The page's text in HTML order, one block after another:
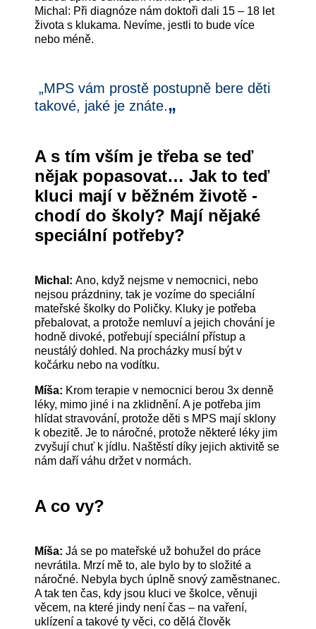
Michal: Při diagnóze nám doktoři dali 15 – 18 let
života s klukama. Nevíme, jestli to bude více
nebo méně.
„MPS vám prostě postupně bere děti
takové, jaké je znáte.„
A s tím vším je třeba se teď
nějak popasovat… Jak to teď
kluci mají v běžném životě -
chodí do školy? Mají nějaké
speciální potřeby?
Michal:Ano, když nejsme v nemocnici, nebo
nejsou prázdniny, tak je vozíme do speciální
mateřské školky do Poličky. Kluky je potřeba
přebalovat, a protože nemluví a jejich chování je
hodně divoké, potřebují speciální přístup a
neustálý dohled. Na procházky musí být v
kočárku nebo na vodítku.
Míša: Krom terapie v nemocnici berou 3x denně
léky, mimo jiné i na zklidnění. A je potřeba jim
hlídat stravování, protože děti s MPS mají sklony
k obezitě. Je to náročné, protože některé léky jim
zvyšují chuť k jídlu. Naštěstí díky jejich aktivitě se
nám daří váhu držet v normách.
A co vy?
Míša: Já se po mateřské už bohužel do práce
nevrátila. Mrzí mě to, ale bylo by to složité a
náročné. Nebyla bych úplně snový zaměstnanec.
A tak ten čas, kdy jsou kluci ve školce, věnuji
věcem, na které jindy není čas – na vaření,
uklízení a takové ty věci, co dělá člověk